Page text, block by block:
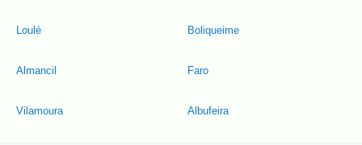
Loulé
Almancil
Vilamoura
Boliqueime
Faro
Albufeira